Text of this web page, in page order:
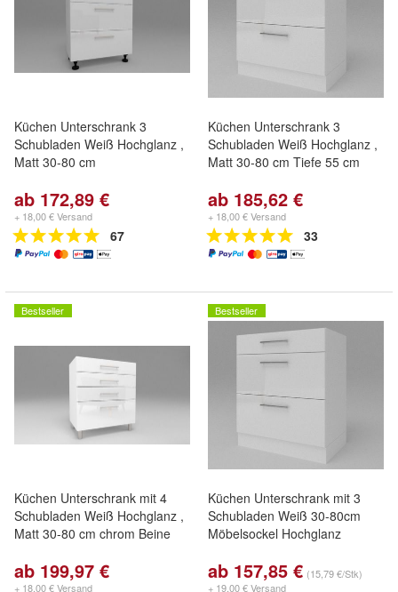
Küchen Unterschrank 3
Schubladen Weiß Hochglanz ,
Matt 30-80 cm
ab 172,89 €
+ 18,00 € Versand
67
Küchen Unterschrank 3
Schubladen Weiß Hochglanz ,
Matt 30-80 cm Tiefe 55 cm
ab 185,62 €
+ 18,00 € Versand
33
Bestseller
Küchen Unterschrank mit 4
Schubladen Weiß Hochglanz ,
Matt 30-80 cm chrom Beine
ab 199,97 €
+ 18,00 € Versand
Bestseller
Küchen Unterschrank mit 3
Schubladen Weiß 30-80cm
Möbelsockel Hochglanz
ab 157,85 € (15,79 €/Stk)
+ 19,00 € Versand